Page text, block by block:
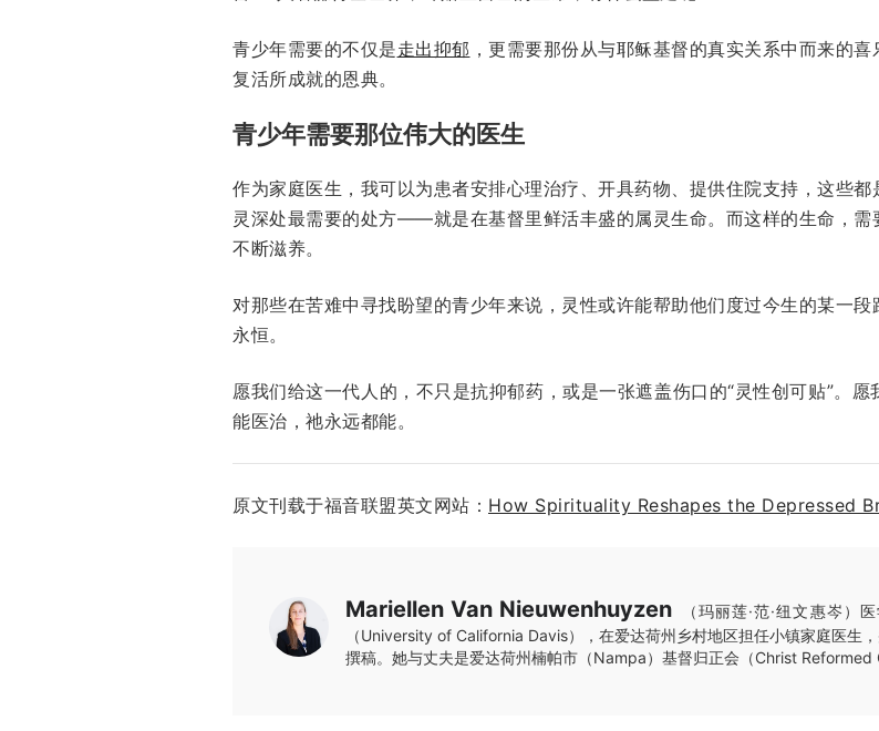
青少年需要的不仅是走出抑郁 ，更需要那份从与耶稣基督的真实关系中而来的
复活所成就的恩典。
青少年需要那位伟大的医生
作为家庭医生，我可以为患者安排心理治疗、开具药物、提供住院支持，这些
灵深处最需要的处方——就是在基督里鲜活丰盛的属灵生命。而这样的生命，需
不断滋养。
对那些在苦难中寻找盼望的青少年来说，灵性或许能帮助他们度过今生的某一
永恒。
愿我们给这一代人的，不只是抗抑郁药，或是一张遮盖伤口的“灵性创可贴”。
能医治，祂永远都能。
原文刊载于福音联盟英文网站： How Spirituality Reshapes the Depressed
Mariellen Van Nieuwenhuyzen
（玛丽莲·范·纽文惠岑）
（University of California Davis），在爱达荷州乡村地区担任小镇家庭医生
撰稿。她与丈夫是爱达荷州楠帕市（Nampa）基督归正会（Christ Reformed